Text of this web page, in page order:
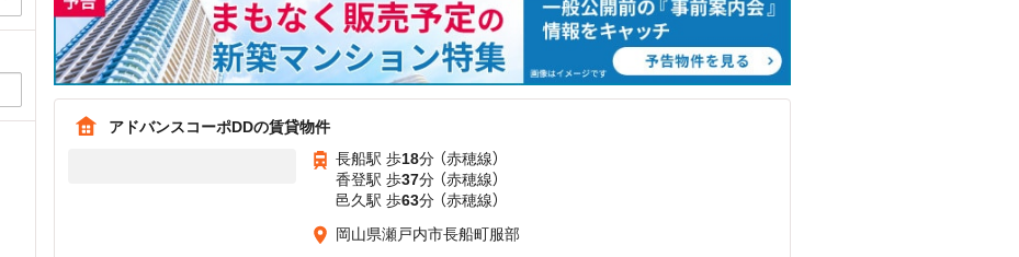
アドバンスコーポDDの賃貸物件
長船駅 歩18分 （赤穂線）
香登駅 歩37分 （赤穂線）
邑久駅 歩63分 （赤穂線）
岡山県瀬戸内市長船町服部